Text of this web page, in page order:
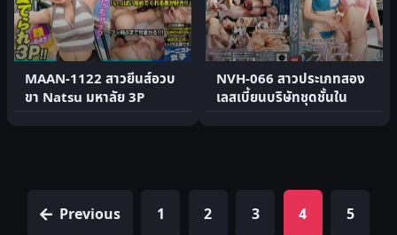
MAAN-1122 สาวยีนส์อวบ
ขา Natsu มหาลัย 3P
NVH-066 สาวประเภทสอง
เลสเบี้ยนบริษัทชุดชั้นใน
Previous 1 2 3 4 5